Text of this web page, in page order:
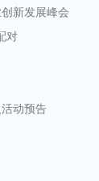
新发展峰会
对
动预告